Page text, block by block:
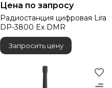
Цена по запросу
Радиостанция цифровая Lira
DP-3800 Ex DMR
Запросить цену